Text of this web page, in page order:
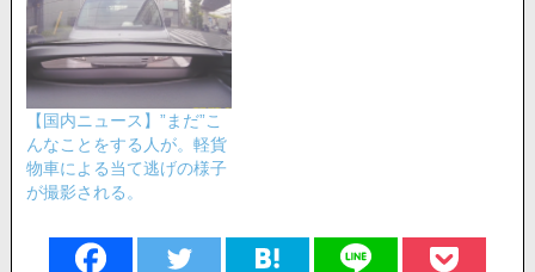
【国内ニュース】”まだ”こ
んなことをする人が。軽貨
物車による当て逃げの様子
が撮影される。